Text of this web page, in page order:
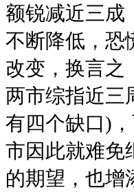
额锐减近三成
不断降低，恐
改变，换言之
两市综指近三
有四个缺口)
市因此就难免
的期望，也增